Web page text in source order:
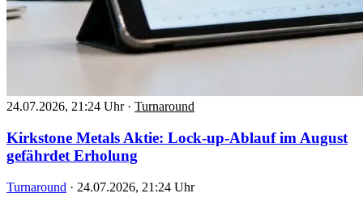
24.07.2026, 21:24 Uhr · Turnaround
Kirkstone Metals Aktie: Lock-up-Ablauf im August
gefährdet Erholung
Turnaround · 24.07.2026, 21:24 Uhr